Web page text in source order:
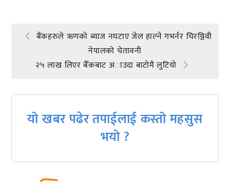
Post
navigation
बैंकहरुले ऋणको ब्याज नघटाए जेल हाल्ने गभर्नर चिरञ्जिवी
नेपालकाे चेतावनी
२५ लाख लिएर बैँकबाट अाउदा बाटाेमै लुटियो
यो खबर पढेर तपाईलाई कस्तो महसुस
भयो ?